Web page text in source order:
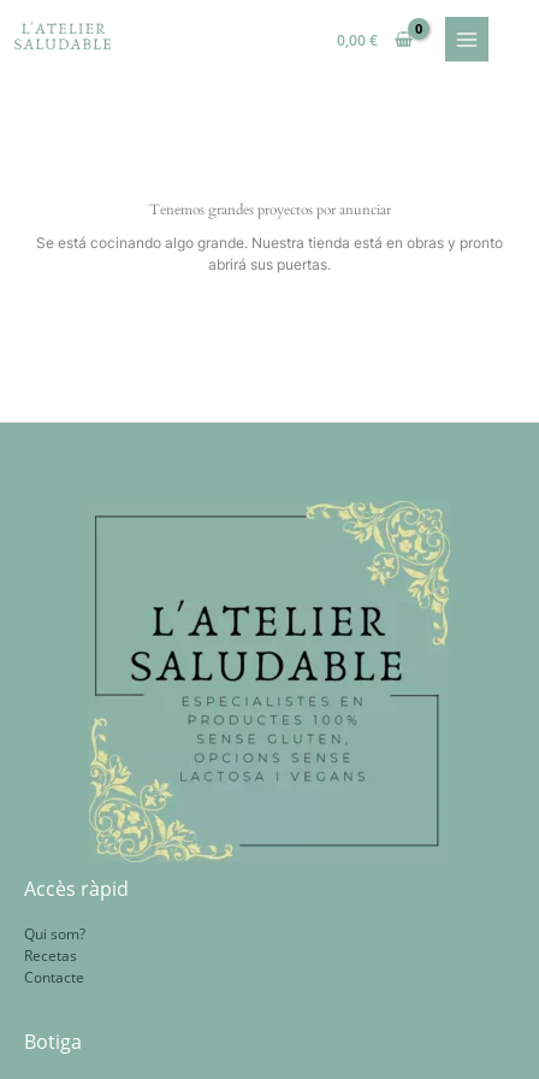
contenido
0,00€
Tenemos grandes proyectos por anunciar
Se está cocinando algo grande. Nuestra tienda está en obras y pronto
abrirá sus puertas.
Accès ràpid
Qui som?
Recetas
Contacte
Botiga